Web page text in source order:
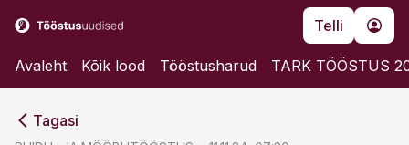
Telli
Avaleht Kõik lood Tööstusharud TARK TÖÖSTUS
Tagasi